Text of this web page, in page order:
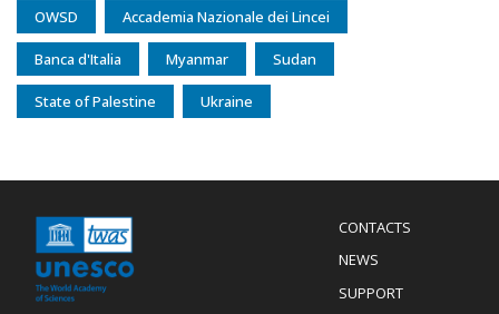
OWSD Accademia Nazionale dei Lincei
Banca d'Italia Myanmar Sudan
State of Palestine Ukraine
Menu
Footer
CONTACTS
NEWS
SUPPORT